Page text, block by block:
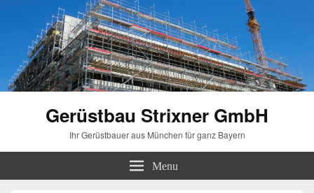
Gerüstbau Strixner GmbH
Ihr Gerüstbauer aus München für ganz Bayern
Menu